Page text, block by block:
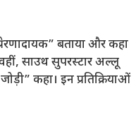
बताया और कहा
साउथ सुपरस्टार अल्लू
कहा। इन प्रतिक्रियाओं